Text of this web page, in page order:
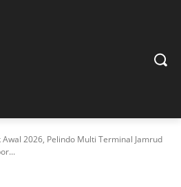
Awal 2026, Pelindo Multi Terminal Jamrud